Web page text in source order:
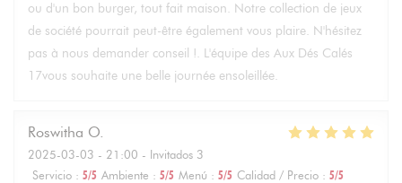
ou d'un bon burger, tout fait maison. Notre collection de jeux
de société pourrait peut-être également vous plaire. N'hésitez
pas à nous demander conseil !. L'équipe des Aux Dés Calés
17vous souhaite une belle journée ensoleillée.
Roswitha O
2025-03-03 - 21:00 - Invitados 3
Servicio : 5/5 Ambiente : 5/5 Menú : 5/5 Calidad / Precio : 5/5